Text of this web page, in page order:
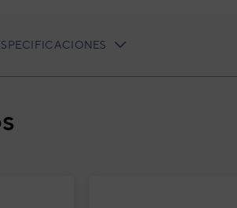
Comfort WSYA080ML3 -